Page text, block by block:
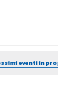
eventi in